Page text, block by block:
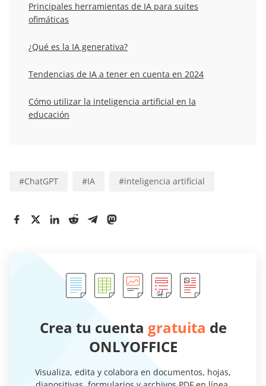
Principales herramientas de IA para suites
ofimáticas
¿Qué es la IA generativa?
Tendencias de IA a tener en cuenta en 2024
Cómo utilizar la inteligencia artificial en la
educación
#ChatGPT #IA #inteligencia artificial
Crea tu cuenta gratuita de
ONLYOFFICE
Visualiza, edita y colabora en documentos, hojas,